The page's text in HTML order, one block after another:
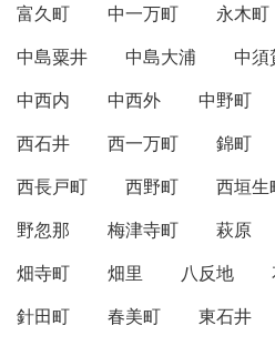
富久町
中一万町 永木町
中島粟井
中島大浦 中須
中西内
中西外 中野町
西石井
西一万町 錦町
西長戸町
西野町 西垣生
野忽那
梅津寺町 萩原
畑寺町
畑里 八反地
針田町
春美町 東石井